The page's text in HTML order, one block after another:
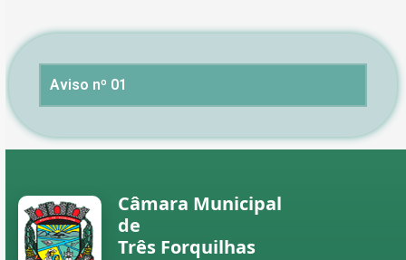
Aviso nº 01
Câmara Municipal
de
Três Forquilhas